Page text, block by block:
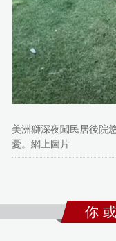
美洲獅深夜闖民居後院
憂。網上圖片
你